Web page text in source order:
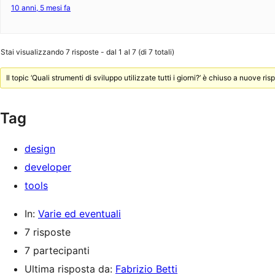
10 anni, 5 mesi fa
Stai visualizzando 7 risposte - dal 1 al 7 (di 7 totali)
Il topic ‘Quali strumenti di sviluppo utilizzate tutti i giorni?’ è chiuso a nuove
Tag
design
developer
tools
In: Varie ed eventuali
7 risposte
7 partecipanti
Ultima risposta da: Fabrizio Betti